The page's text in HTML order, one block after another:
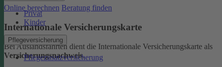
Privat
Kinder
Pflegeversicherung
Pflegezusatzversicherung
Online berechnen Beratung finden
Internationale Versicherungskarte
Bei Auslandsfahrten dient die Internationale Versicherungskarte als
Versicherungsnachweis.